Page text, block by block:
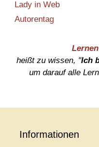
Lady in Web
Autorentag
heißt zu wissen, "Ich
um darauf alle
Informationen